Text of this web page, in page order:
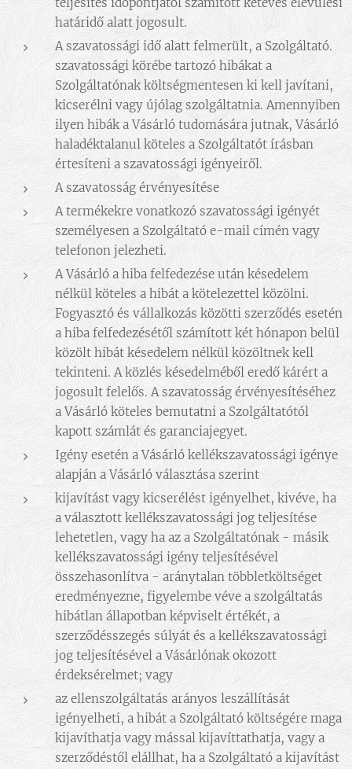
határidő alatt jogosult.
A szavatossági idő alatt felmerült, a Szolgáltató.
szavatossági körébe tartozó hibákat a
Szolgáltatónak költségmentesen ki kell javítani,
kicserélni vagy újólag szolgáltatnia. Amennyiben
ilyen hibák a Vásárló tudomására jutnak, Vásárló
haladéktalanul köteles a Szolgáltatót írásban
értesíteni a szavatossági igényeiről.
A szavatosság érvényesítése
A termékekre vonatkozó szavatossági igényét
személyesen a Szolgáltató e-mail címén vagy
telefonon jelezheti.
A Vásárló a hiba felfedezése után késedelem
nélkül köteles a hibát a kötelezettel közölni.
Fogyasztó és vállalkozás közötti szerződés esetén
a hiba felfedezésétől számított két hónapon belül
közölt hibát késedelem nélkül közöltnek kell
tekinteni. A közlés késedelméből eredő kárért a
jogosult felelős. A szavatosság érvényesítéséhez
a Vásárló köteles bemutatni a Szolgáltatótól
kapott számlát és garanciajegyet.
Igény esetén a Vásárló kellékszavatossági igénye
alapján a Vásárló választása szerint
kijavítást vagy kicserélést igényelhet, kivéve, ha
a választott kellékszavatossági jog teljesítése
lehetetlen, vagy ha az a Szolgáltatónak - másik
kellékszavatossági igény teljesítésével
összehasonlítva - aránytalan többletköltséget
eredményezne, figyelembe véve a szolgáltatás
hibátlan állapotban képviselt értékét, a
szerződésszegés súlyát és a kellékszavatossági
jog teljesítésével a Vásárlónak okozott
érdeksérelmet; vagy
az ellenszolgáltatás arányos leszállítását
igényelheti, a hibát a Szolgáltató költségére maga
kijavíthatja vagy mással kijavíttathatja, vagy a
szerződéstől elállhat, ha a Szolgáltató a kijavítást